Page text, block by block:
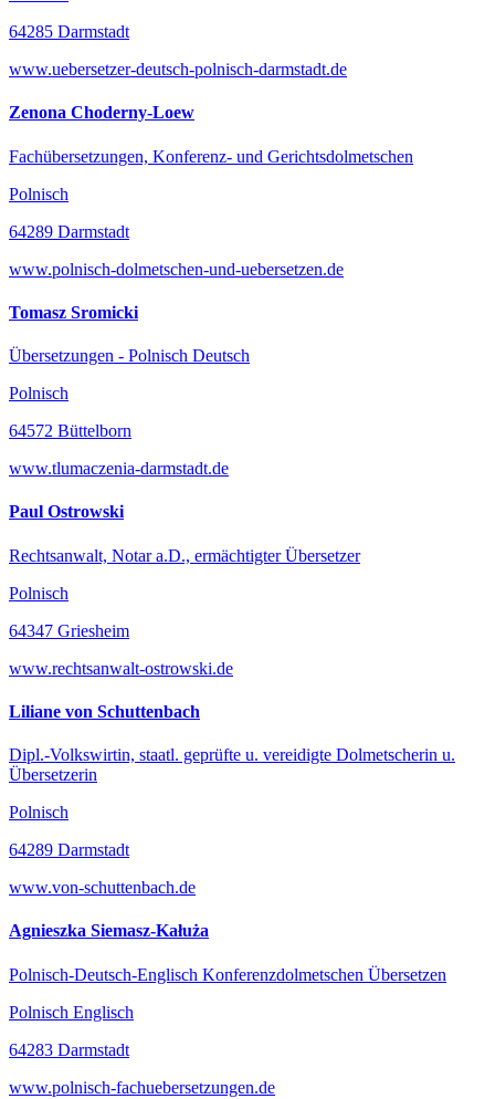
64285 Darmstadt
www.uebersetzer-deutsch-polnisch-darmstadt.de
Zenona Choderny-Loew
Fachübersetzungen, Konferenz- und Gerichtsdolmetschen
Polnisch
64289 Darmstadt
www.polnisch-dolmetschen-und-uebersetzen.de
Tomasz Sromicki
Übersetzungen - Polnisch Deutsch
Polnisch
64572 Büttelborn
www.tlumaczenia-darmstadt.de
Paul Ostrowski
Rechtsanwalt, Notar a.D., ermächtigter Übersetzer
Polnisch
64347 Griesheim
www.rechtsanwalt-ostrowski.de
Liliane von Schuttenbach
Dipl.-Volkswirtin, staatl. geprüfte u. vereidigte Dolmetscherin u.
Übersetzerin
Polnisch
64289 Darmstadt
www.von-schuttenbach.de
Agnieszka Siemasz-Kałuża
Polnisch-Deutsch-Englisch Konferenzdolmetschen Übersetzen
Polnisch Englisch
64283 Darmstadt
www.polnisch-fachuebersetzungen.de